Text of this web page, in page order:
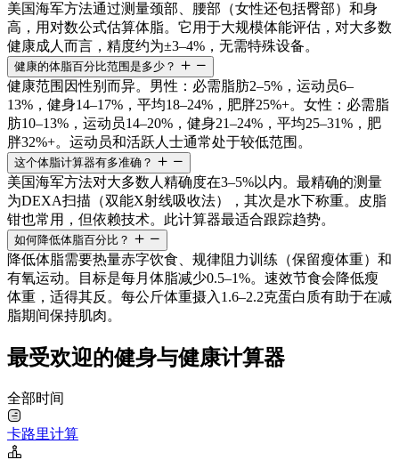
美国海军方法通过测量颈部、腰部（女性还包括臀部）和身
高，用对数公式估算体脂。它用于大规模体能评估，对大多数
健康成人而言，精度约为±3–4%，无需特殊设备。
健康的体脂百分比范围是多少？
健康范围因性别而异。男性：必需脂肪2–5%，运动员6–
13%，健身14–17%，平均18–24%，肥胖25%+。女性：必需脂
肪10–13%，运动员14–20%，健身21–24%，平均25–31%，肥
胖32%+。运动员和活跃人士通常处于较低范围。
这个体脂计算器有多准确？
美国海军方法对大多数人精确度在3–5%以内。最精确的测量
为DEXA扫描（双能X射线吸收法），其次是水下称重。皮脂
钳也常用，但依赖技术。此计算器最适合跟踪趋势。
如何降低体脂百分比？
降低体脂需要热量赤字饮食、规律阻力训练（保留瘦体重）和
有氧运动。目标是每月体脂减少0.5–1%。速效节食会降低瘦
体重，适得其反。每公斤体重摄入1.6–2.2克蛋白质有助于在减
脂期间保持肌肉。
最受欢迎的健身与健康计算器
全部时间
卡路里计算